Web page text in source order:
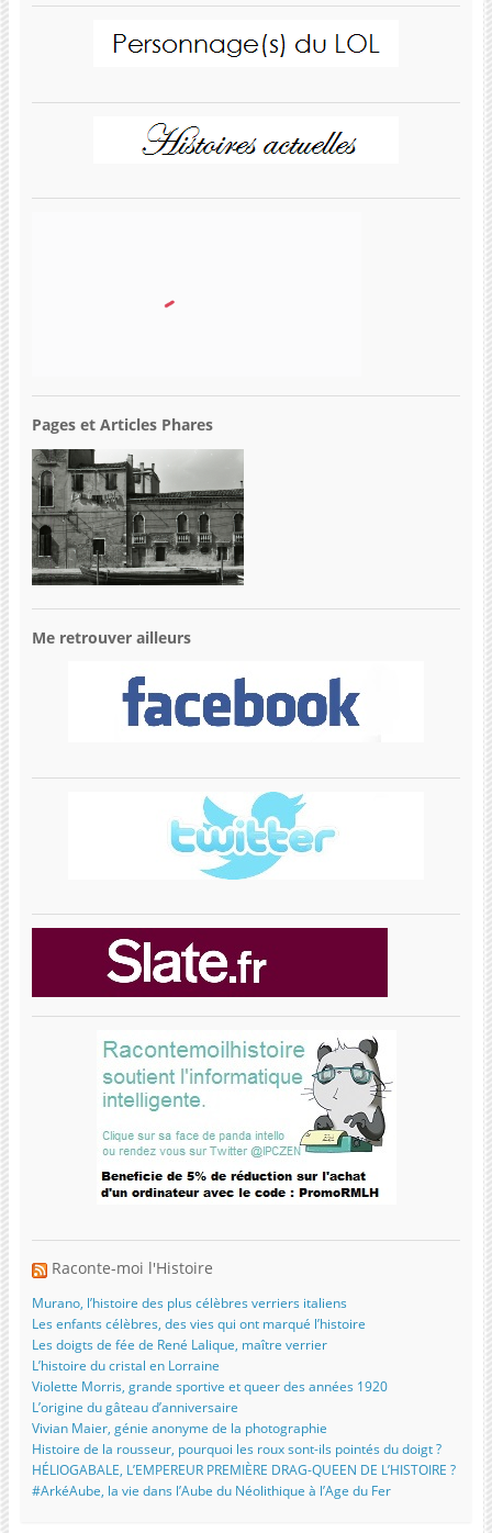
Pages et Articles Phares
Me retrouver ailleurs
Raconte-moi l'Histoire
Murano, l’histoire des plus célèbres verriers italiens
Les enfants célèbres, des vies qui ont marqué l’histoire
Les doigts de fée de René Lalique, maître verrier
L’histoire du cristal en Lorraine
Violette Morris, grande sportive et queer des années 1920
L’origine du gâteau d’anniversaire
Vivian Maier, génie anonyme de la photographie
Histoire de la rousseur, pourquoi les roux sont-ils pointés du doigt ?
HÉLIOGABALE, L’EMPEREUR PREMIÈRE DRAG-QUEEN DE L’HISTOIRE ?
#ArkéAube, la vie dans l’Aube du Néolithique à l’Age du Fer